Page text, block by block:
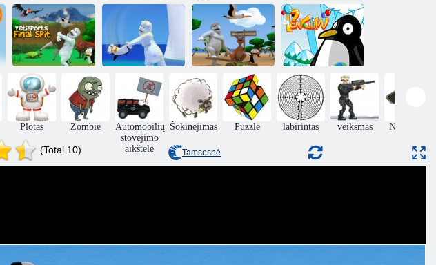
„Yetisports
Pingu“ metimas
„Yetisports Orca
Slap“
„Yetisports
Snowboard
Freeride“
„Yetisports
Flamingo Drive“
Dar sportas
„Final Spit“
„YetiSports“:
ruonių
atšokimas
Albatroso
perkrova
Pingvinas
Plotas Zombie
Automobilių
stovėjimo
aikštelė
Šokinėjimas Puzzle labirintas veiksmas Nuotykiai
(Total 10) Tamsesnė